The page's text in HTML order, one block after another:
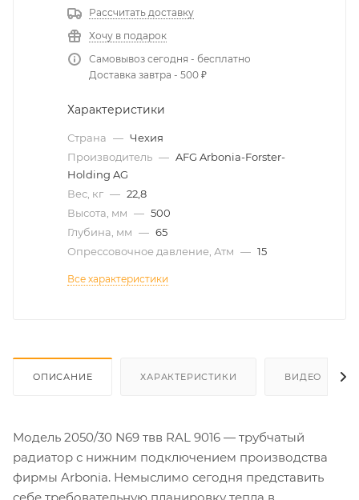
Рассчитать доставку
Хочу в подарок
Самовывоз сегодня - бесплатно
Доставка завтра - 500 ₽
Характеристики
Страна — Чехия
Производитель — AFG Arbonia-Forster-
Holding AG
Вес, кг — 22,8
Высота, мм — 500
Глубина, мм — 65
Опрессовочное давление, Атм — 15
Все характеристики
ОПИСАНИЕ ХАРАКТЕРИСТИКИ ВИДЕО
Модель 2050/30 N69 твв RAL 9016 — трубчатый
радиатор с нижним подключением производства
фирмы Arbonia. Немыслимо сегодня представить